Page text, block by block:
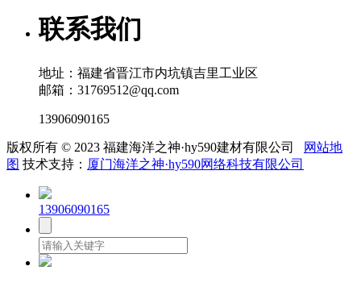
联系我们
地址：福建省晋江市内坑镇吉里工业区
邮箱：31769512@qq.com
13906090165
版权所有 © 2023 福建海洋之神·hy590建材有限公司
网站地
图 技术支持： 厦门海洋之神·hy590网络科技有限公司
13906090165